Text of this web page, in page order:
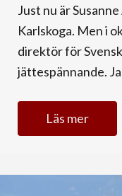
Just nu är
Karlskoga. Men i
direktör för
jättespännande.
Läs mer